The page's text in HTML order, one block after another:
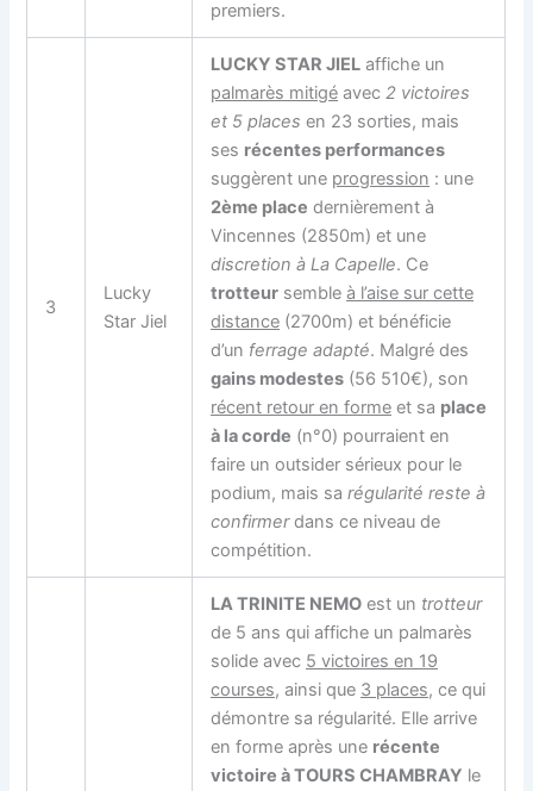
premiers.
3
Lucky
Star Jiel
LUCKY STAR JIEL affiche un
palmarès mitigé avec 2 victoires
et 5 places en 23 sorties, mais
ses récentes performances
suggèrent une progression : une
2ème place dernièrement à
Vincennes (2850m) et une
discretion à La Capelle. Ce
trotteur sembleà l’aise sur cette
distance (2700m) et bénéficie
d’un ferrage adapté. Malgré des
gains modestes (56 510€), son
récent retour en forme et sa place
à la corde (n°0) pourraient en
faire un outsider sérieux pour le
podium, mais sarégularité reste à
confirmerdans ce niveau de
compétition.
LA TRINITE NEMO est un trotteur
de 5 ans qui affiche un palmarès
solide avec 5 victoires en 19
courses, ainsi que 3 places, ce qui
démontre sa régularité. Elle arrive
en forme après une récente
victoire à TOURS CHAMBRAY le